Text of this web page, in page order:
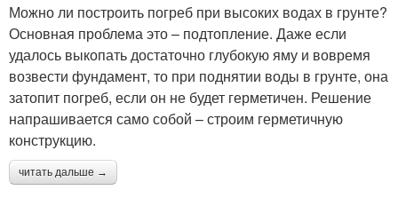
Можно ли построить погреб при высоких водах в грунте?
Основная проблема это – подтопление. Даже если
удалось выкопать достаточно глубокую яму и вовремя
возвести фундамент, то при поднятии воды в грунте, она
затопит погреб, если он не будет герметичен. Решение
напрашивается само собой – строим герметичную
конструкцию.
читать дальше →